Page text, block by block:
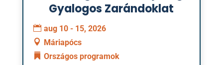
Gyalogos Zarándoklat
aug 10 - 15, 2026
Máriapócs
Országos programok